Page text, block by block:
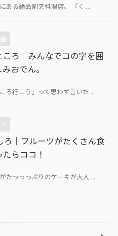
ある絶品割烹料理店。 『く ...
ころ｜みんなでコの字を囲
おでん。
ろ行こう」って思わず言いた ...
ろ｜フルーツがたくさん食
らココ！
たっっっぷりのケーキが大人 ...